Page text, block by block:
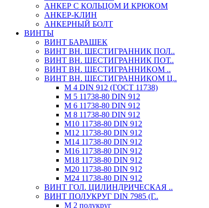
АНКЕР С КОЛЬЦОМ И КРЮКОМ
АНКЕР-КЛИН
АНКЕРНЫЙ БОЛТ
ВИНТЫ
ВИНТ БАРАШЕК
ВИНТ ВН. ШЕСТИГРАННИК ПОЛ..
ВИНТ ВН. ШЕСТИГРАННИК ПОТ..
ВИНТ ВН. ШЕСТИГРАННИКОМ ..
ВИНТ ВН. ШЕСТИГРАННИКОМ Ц..
М 4 DIN 912 (ГОСТ 11738)
М 5 11738-80 DIN 912
М 6 11738-80 DIN 912
М 8 11738-80 DIN 912
М10 11738-80 DIN 912
М12 11738-80 DIN 912
М14 11738-80 DIN 912
М16 11738-80 DIN 912
М18 11738-80 DIN 912
М20 11738-80 DIN 912
М24 11738-80 DIN 912
ВИНТ ГОЛ. ЦИЛИНДРИЧЕСКАЯ ..
ВИНТ ПОЛУКРУГ DIN 7985 (Г..
М 2 полукруг